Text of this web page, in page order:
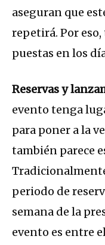
aseguran que
repetirá. Por
puestas en los
Reservas y
evento tenga
para poner a la
también parece
periodo de
semana de la
evento es entre